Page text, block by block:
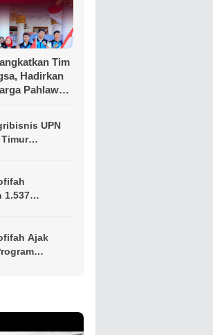
Tim
Hadirkan
Pahlawan
UPN
dan UMKM
1.537
Ajak